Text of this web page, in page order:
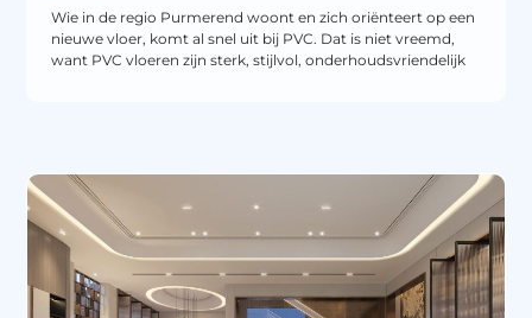
Wie in de regio Purmerend woont en zich oriënteert op een
nieuwe vloer, komt al snel uit bij PVC. Dat is niet vreemd,
want PVC vloeren zijn sterk, stijlvol, onderhoudsvriendelijk